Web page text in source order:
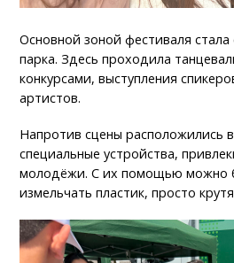
Основной зоной фестиваля
парка. Здесь проходила
конкурсами, выступления
артистов.
Напротив сцены расположились
специальные устройства,
молодёжи. С их помощью можно
измельчать пластик, просто